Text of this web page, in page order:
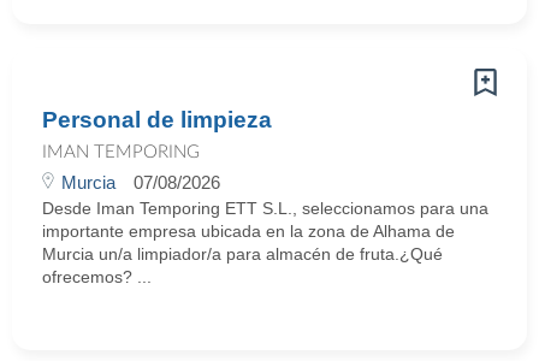
Personal de limpieza
IMAN TEMPORING
Murcia 07/08/2026
Desde Iman Temporing ETT S.L., seleccionamos para una
importante empresa ubicada en la zona de Alhama de
Murcia un/a limpiador/a para almacén de fruta.¿Qué
ofrecemos? ...